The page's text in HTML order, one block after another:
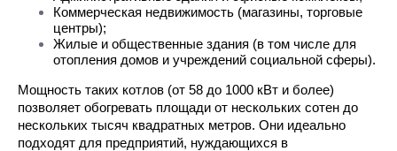
Коммерческая недвижимость (магазины, торговые
центры);
Жилые и общественные здания (в том числе для
отопления домов и учреждений социальной сферы).
Мощность таких котлов (от 58 до 1000 кВт и более)
позволяет обогревать площади от нескольких сотен до
нескольких тысяч квадратных метров. Они идеально
подходят для предприятий, нуждающихся в